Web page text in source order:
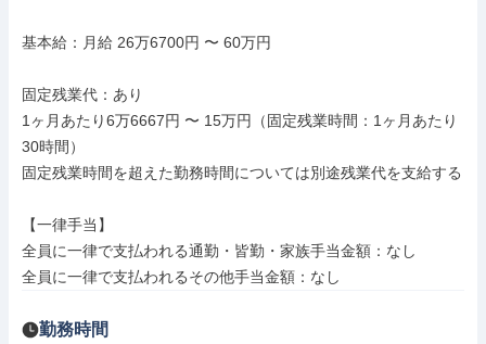
基本給：月給 26万6700円 〜 60万円
固定残業代：あり
1ヶ月あたり6万6667円 〜 15万円（固定残業時間：1ヶ月あたり
30時間）
固定残業時間を超えた勤務時間については別途残業代を支給する
【一律手当】
全員に一律で支払われる通勤・皆勤・家族手当金額：なし
全員に一律で支払われるその他手当金額：なし
勤務時間